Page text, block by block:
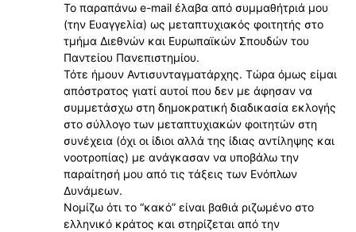
Το παραπάνω e-mail έλαβα από συμμαθήτριά μου
(την Ευαγγελία) ως μεταπτυχιακός φοιτητής στο
τμήμα Διεθνών και Ευρωπαϊκών Σπουδών του
Παντείου Πανεπιστημίου.
Τότε ήμουν Αντισυνταγματάρχης. Τώρα όμως είμαι
απόστρατος γιατί αυτοί που δεν με άφησαν να
συμμετάσχω στη δημοκρατική διαδικασία εκλογής
στο σύλλογο των μεταπτυχιακών φοιτητών στη
συνέχεια (όχι οι ίδιοι αλλά της ίδιας αντίληψης και
νοοτροπίας) με ανάγκασαν να υποβάλω την
παραίτησή μου από τις τάξεις των Ενόπλων
Δυνάμεων.
Νομίζω ότι το “κακό” είναι βαθιά ριζωμένο στο
ελληνικό κράτος και στηρίζεται από την